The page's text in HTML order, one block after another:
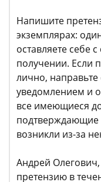
Напишите
экземплярах:
оставляете себе
получении. Если
лично,
уведомлением и
все имеющиеся
подтверждающие
возникли из-за
Андрей
претензию в